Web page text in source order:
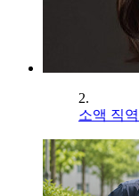
2.
소액 직